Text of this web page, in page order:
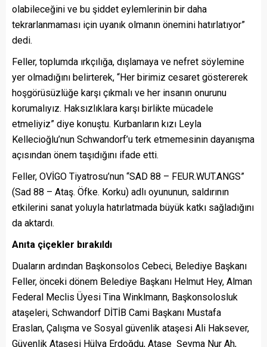
olabileceğini ve bu şiddet eylemlerinin bir daha
tekrarlanmaması için uyanık olmanın önemini hatırlatıyor”
dedi.
Feller, toplumda ırkçılığa, dışlamaya ve nefret söylemine
yer olmadığını belirterek, “Her birimiz cesaret göstererek
hoşgörüsüzlüğe karşı çıkmalı ve her insanın onurunu
korumalıyız. Haksızlıklara karşı birlikte mücadele
etmeliyiz” diye konuştu. Kurbanların kızı Leyla
Kellecioğlu’nun Schwandorf’u terk etmemesinin dayanışma
açısından önem taşıdığını ifade etti.
Feller, OVİGO Tiyatrosu’nun “SAD 88 – FEUR.WUT.ANGS”
(Sad 88 – Ataş. Öfke. Korku) adlı oyununun, saldırının
etkilerini sanat yoluyla hatırlatmada büyük katkı sağladığını
da aktardı.
Anıta çiçekler bırakıldı
Duaların ardından Başkonsolos Cebeci, Belediye Başkanı
Feller, önceki dönem Belediye Başkanı Helmut Hey, Alman
Federal Meclis Üyesi Tina Winklmann, Başkonsolosluk
ataşeleri, Schwandorf DİTİB Cami Başkanı Mustafa
Eraslan, Çalışma ve Sosyal güvenlik ataşesi Ali Haksever,
Güvenlik Ataşesi Hülya Erdoğdu, Ataşe Şeyma Nur Ah,